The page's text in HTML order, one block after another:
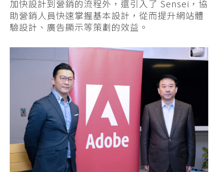
加快設計到營銷的流程外，還引入了 Sensei，協
助營銷人員快速掌握基本設計，從而提升網站體
驗設計、廣告顯示等策劃的效益。